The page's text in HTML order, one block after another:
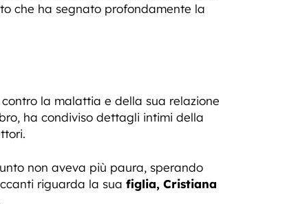
che ha segnato profondamente la
la malattia e della sua relazione
ha condiviso dettagli intimi della
non aveva più paura, sperando
riguarda la sua figlia, Cristiana